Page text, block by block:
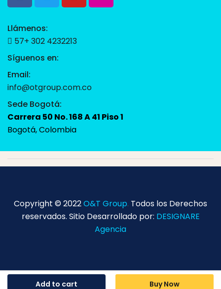
Add to cart Buy Now
Llámenos:
57+ 302 4232213
Síguenos en:
Email:
info@otgroup.com.co
Sede Bogotá:
Carrera 50 No. 168 A 41 Piso 1
Bogotá, Colombia
Copyright © 2022O&T Group. Todos los Derechos
reservados. Sitio Desarrollado por: DESIGNARE
Agencia